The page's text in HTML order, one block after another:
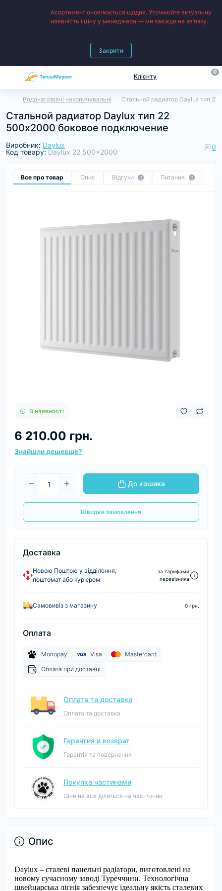
Асортимент оновлюється щодня. Уточнюйте актуальну
наявність і ціну у менеджера — ми завжди на зв’язку.
Закрити
Клієнту
0
Водонагрівачі накопичувальні Стальной радиатор Daylux тип
Стальной радиатор Daylux тип 22
500х2000 боковое подключение
Виробник: Daylux
Код товару: Daylux 22 500x2000
0
Все про товар Опис Відгуки 0 Питання 0
В наявності
6 210.00 грн.
Знайшли дешевше?
До кошика
Швидке замовлення
Доставка
Новою Поштою у відділення,
поштомат або кур'єром
за тарифами
перевізника
Самовивіз з магазину 0 грн.
Оплата
Monopay Visa
Mastercard
Оплата при доставці
Оплата та доставка
Оплата та доставка
Гарантия и возврат
Гарантія та повернення
Покупка частинами
Ціни на все ділиться на час-ти-ни
Опис
Daylux – сталеві панельні радіатори, виготовлені на
новому сучасному заводі Туреччини. Технологічна
швейцарська лігнія забезпечує ідеальну якість сталевих